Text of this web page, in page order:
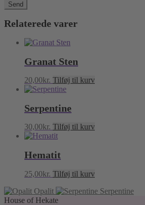
Relaterede varer
Granat Sten
20,00kr. Tilføj til kurv
Serpentine
30,00kr. Tilføj til kurv
Hematit
25,00kr. Tilføj til kurv
Opalit
Serpentine
House of Hekate